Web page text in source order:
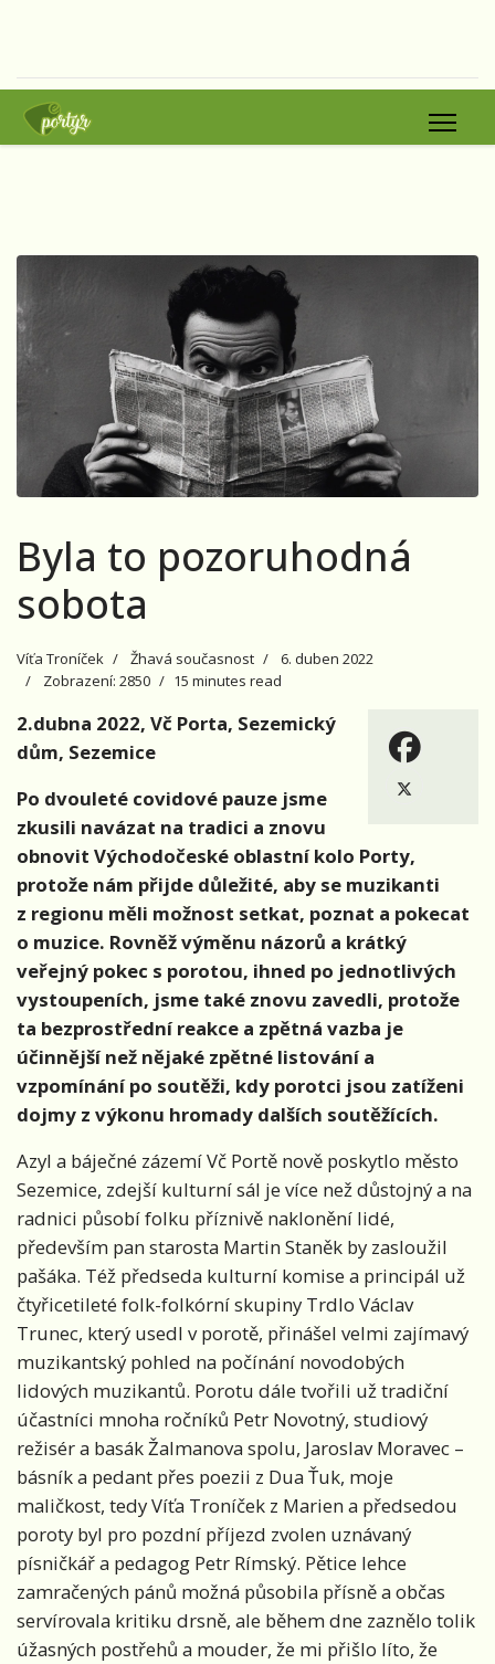
Byla to pozoruhodná
sobota
Víťa Troníček Žhavá současnost
6. duben 2022
Zobrazení: 2850
15 minutes read
2.dubna 2022, Vč Porta, Sezemický
dům, Sezemice
Po dvouleté covidové pauze jsme
zkusili navázat na tradici a znovu
obnovit Východočeské oblastní kolo Porty,
protože nám přijde důležité, aby se muzikanti
z regionu měli možnost setkat, poznat a pokecat
o muzice. Rovněž výměnu názorů a krátký
veřejný pokec s porotou, ihned po jednotlivých
vystoupeních, jsme také znovu zavedli, protože
ta bezprostřední reakce a zpětná vazba je
účinnější než nějaké zpětné listování a
vzpomínání po soutěži, kdy porotci jsou zatíženi
dojmy z výkonu hromady dalších soutěžících.
Azyl a báječné zázemí Vč Portě nově poskytlo město
Sezemice, zdejší kulturní sál je více než důstojný a na
radnici působí folku příznivě naklonění lidé,
především pan starosta Martin Staněk by zasloužil
pašáka. Též předseda kulturní komise a principál už
čtyřicetileté folk-folkórní skupiny Trdlo Václav
Trunec, který usedl v porotě, přinášel velmi zajímavý
muzikantský pohled na počínání novodobých
lidových muzikantů. Porotu dále tvořili už tradiční
účastníci mnoha ročníků Petr Novotný, studiový
režisér a basák Žalmanova spolu, Jaroslav Moravec –
básník a pedant přes poezii z Dua Ťuk, moje
maličkost, tedy Víťa Troníček z Marien a předsedou
poroty byl pro pozdní příjezd zvolen uznávaný
písničkář a pedagog Petr Rímský. Pětice lehce
zamračených pánů možná působila přísně a občas
servírovala kritiku drsně, ale během dne zaznělo tolik
úžasných postřehů a mouder, že mi přišlo líto, že